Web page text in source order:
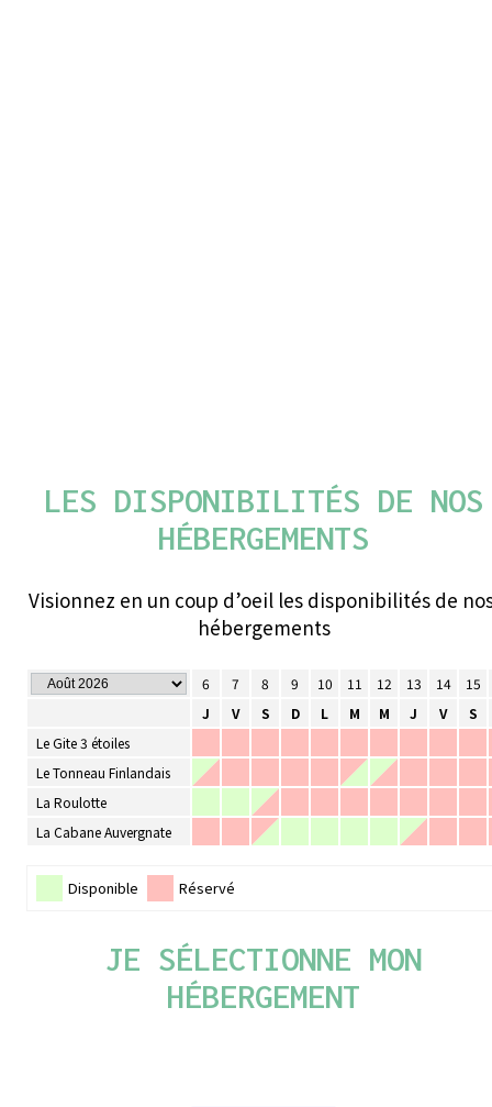
LES DISPONIBILITÉS DE NOS
HÉBERGEMENTS
Visionnez en un coup d’oeil les disponibilités de
hébergements
1 2 5 6 7 8 9 10 11 12 13 14
15
J V S D L M M J V
S
Le Gite 3 étoiles
Le Tonneau Finlandais
La Roulotte
La Cabane Auvergnate
Disponible Réservé
JE SÉLECTIONNE MON
HÉBERGEMENT